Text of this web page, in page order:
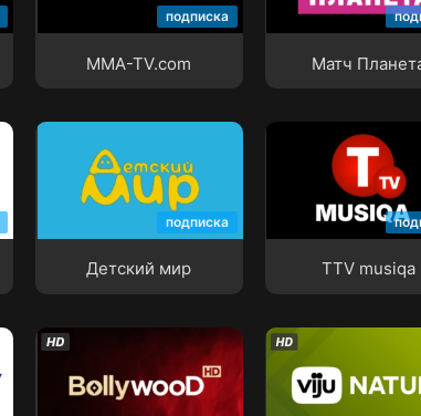
подписка
MMA-TV.com
Матч Планета
Матч
подписка
Детский мир
TTV musiqa
TTV musiqa